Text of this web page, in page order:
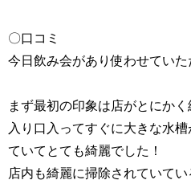
〇口コミ
今日飲み会があり使わせていた
まず最初の印象は店がとにかく
入り口入ってすぐに大きな水
ていてとても綺麗でした！
店内も綺麗に掃除されていてい